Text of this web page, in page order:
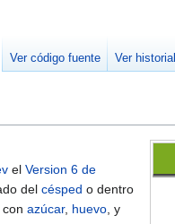
el Version 6 de
del césped o dentro
azúcar, huevo, y
Ver código fuente Ver historial